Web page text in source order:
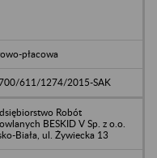
płacowa
611/1274/2015-SAK
Robót
BESKID V Sp. z o.o.
Biała, ul. Żywiecka 13